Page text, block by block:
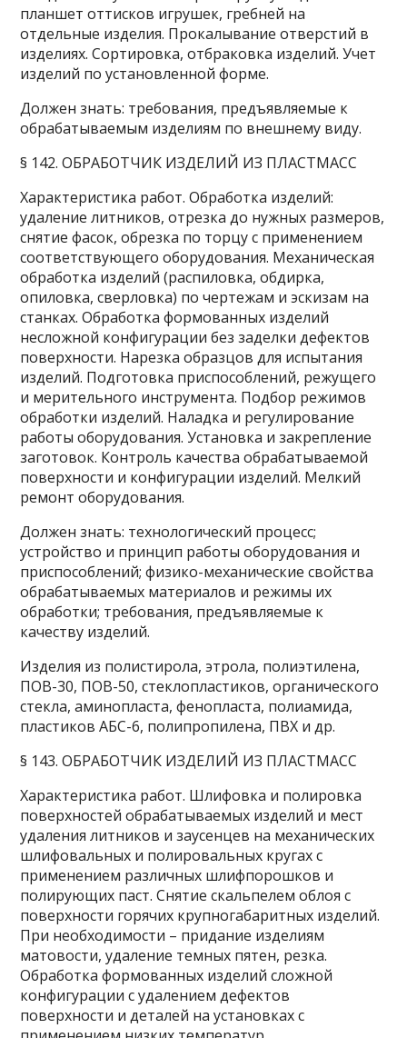
планшет оттисков игрушек, гребней на
отдельные изделия. Прокалывание отверстий в
изделиях. Сортировка, отбраковка изделий. Учет
изделий по установленной форме.
Должен знать: требования, предъявляемые к
обрабатываемым изделиям по внешнему виду.
§ 142. ОБРАБОТЧИК ИЗДЕЛИЙ ИЗ ПЛАСТМАСС
Характеристика работ. Обработка изделий:
удаление литников, отрезка до нужных размеров,
снятие фасок, обрезка по торцу с применением
соответствующего оборудования. Механическая
обработка изделий (распиловка, обдирка,
опиловка, сверловка) по чертежам и эскизам на
станках. Обработка формованных изделий
несложной конфигурации без заделки дефектов
поверхности. Нарезка образцов для испытания
изделий. Подготовка приспособлений, режущего
и мерительного инструмента. Подбор режимов
обработки изделий. Наладка и регулирование
работы оборудования. Установка и закрепление
заготовок. Контроль качества обрабатываемой
поверхности и конфигурации изделий. Мелкий
ремонт оборудования.
Должен знать: технологический процесс;
устройство и принцип работы оборудования и
приспособлений; физико-механические свойства
обрабатываемых материалов и режимы их
обработки; требования, предъявляемые к
качеству изделий.
Изделия из полистирола, этрола, полиэтилена,
ПОВ-30, ПОВ-50, стеклопластиков, органического
стекла, аминопласта, фенопласта, полиамида,
пластиков АБС-6, полипропилена, ПВХ и др.
§ 143. ОБРАБОТЧИК ИЗДЕЛИЙ ИЗ ПЛАСТМАСС
Характеристика работ. Шлифовка и полировка
поверхностей обрабатываемых изделий и мест
удаления литников и заусенцев на механических
шлифовальных и полировальных кругах с
применением различных шлифпорошков и
полирующих паст. Снятие скальпелем облоя с
поверхности горячих крупногабаритных изделий.
При необходимости – придание изделиям
матовости, удаление темных пятен, резка.
Обработка формованных изделий сложной
конфигурации с удалением дефектов
поверхности и деталей на установках с